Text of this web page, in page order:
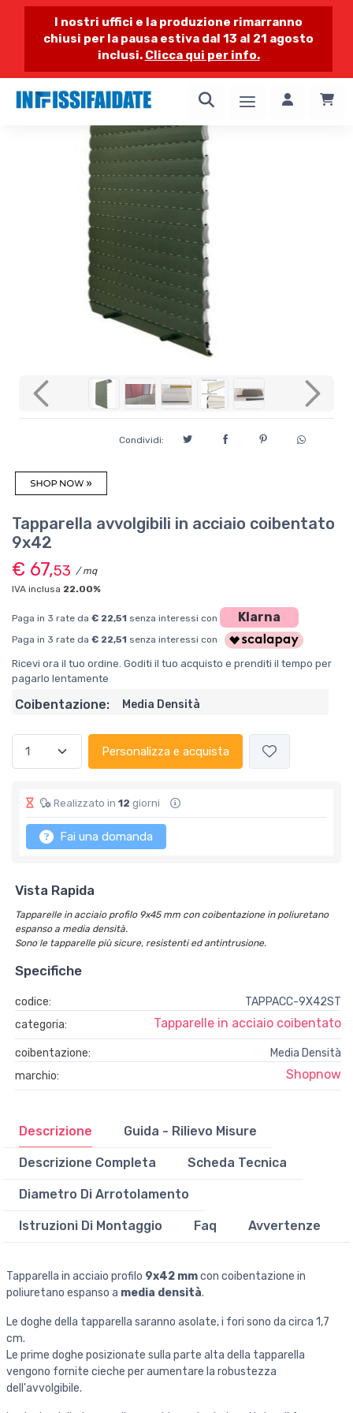
I nostri uffici e la produzione rimarranno
chiusi per la pausa estiva dal 13 al 21 agosto
inclusi. Clicca qui per info.
Previous Next
Condividi:
Tapparella avvolgibili in acciaio coibentato
9x42
€ 67,53 / mq
IVA inclusa 22.00%
Paga in 3 rate da € 22,51 senza interessi con Klarna
Paga in 3 rate da € 22,51 senza interessi con
Ricevi ora il tuo ordine. Goditi il tuo acquisto e prenditi il tempo per
pagarlo lentamente
Coibentazione: Media Densità
Personalizza e acquista
Realizzato in 12 giorni
Fai una domanda
Vista Rapida
Tapparelle in acciaio profilo 9x45 mm con coibentazione in poliuretano
espanso a media densità.
Sono le tapparelle più sicure, resistenti ed antintrusione.
Specifiche
codice:
TAPPACC-9X42ST
categoria:
Tapparelle in acciaio coibentato
coibentazione:
Media Densità
marchio:
Shopnow
Descrizione Guida - Rilievo Misure
Descrizione Completa Scheda Tecnica
Diametro Di Arrotolamento
Istruzioni Di Montaggio Faq Avvertenze
Tapparella in acciaio profilo 9x42 mmcon coibentazione in
poliuretano espanso a media densità.
Le doghe della tapparella saranno asolate, i fori sono da circa 1,7
cm.
Le prime doghe posizionate sulla parte alta della tapparella
vengono fornite cieche per aumentare la robustezza
dell'avvolgibile.